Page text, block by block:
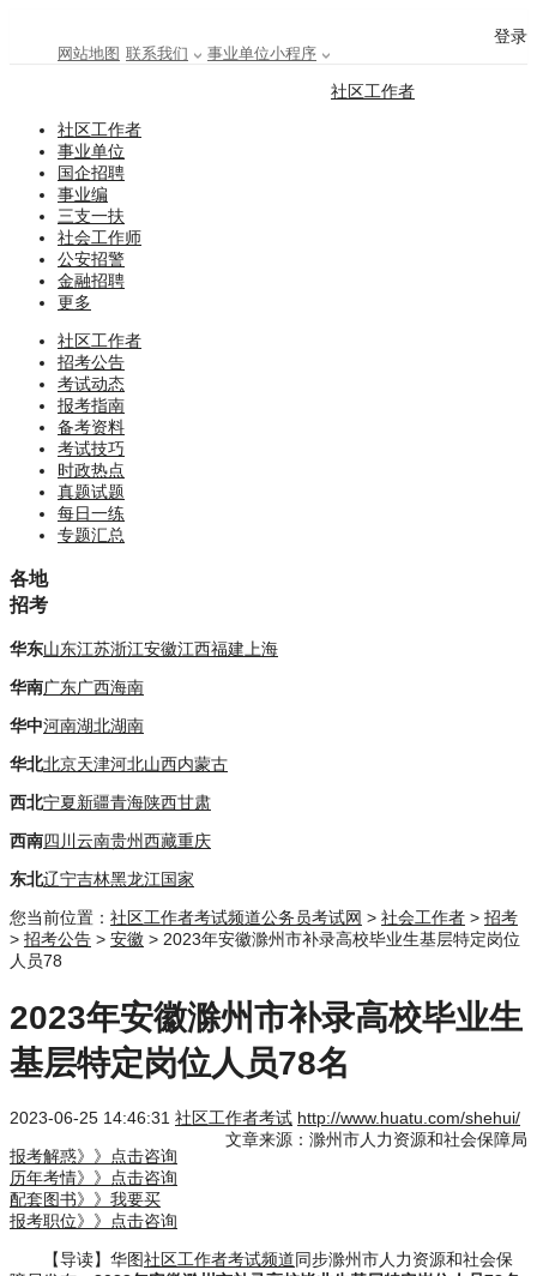
网站地图 联系我们 事业单位小程序
登录
社区工作者
社区工作者
事业单位
国企招聘
事业编
三支一扶
社会工作师
公安招警
金融招聘
更多
社区工作者
招考公告
考试动态
报考指南
备考资料
考试技巧
时政热点
真题试题
每日一练
专题汇总
各地
招考
华东山东江苏浙江安徽江西福建 上海
华南广东广西海南
华中河南湖北湖南
华北北京天津河北山西内蒙古
西北宁夏新疆青海陕西甘肃
西南四川 云南贵州西藏重庆
东北辽宁吉林黑龙江国家
您当前位置： 社区工作者考试频道公务员考试网 > 社会工作者 > 招考
> 招考公告 > 安徽 > 2023年安徽滁州市补录高校毕业生基层特定岗位
人员78
2023年安徽滁州市补录高校毕业生
基层特定岗位人员78名
2023-06-25 14:46:31 社区工作者考试 http://www.huatu.com/shehui/
文章来源：滁州市人力资源和社会保障局
报考解惑》》点击咨询
历年考情》》点击咨询
配套图书》》我要买
报考职位》》点击咨询
【导读】华图社区工作者考试频道同步滁州市人力资源和社会保